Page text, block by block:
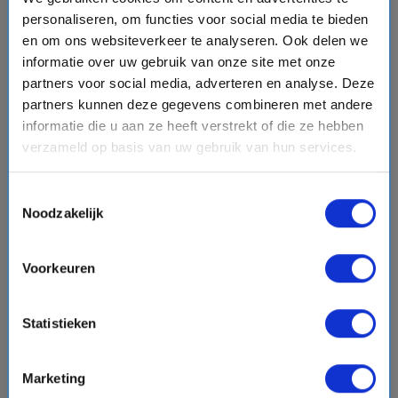
personaliseren, om functies voor social media te bieden
en om ons websiteverkeer te analyseren. Ook delen we
informatie over uw gebruik van onze site met onze
partners voor social media, adverteren en analyse. Deze
partners kunnen deze gegevens combineren met andere
informatie die u aan ze heeft verstrekt of die ze hebben
verzameld op basis van uw gebruik van hun services.
Noodzakelijk
Voorkeuren
Statistieken
Marketing
Royal Caribbean
schedule8 dagen
Cabo San Lucas, Cabo San Lucas, Dag op Zee, Ensenada,
Los Angeles